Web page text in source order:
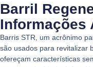
Barril
Informações
Barris STR, um acrônimo
são usados para revitalizar
ofereçam características